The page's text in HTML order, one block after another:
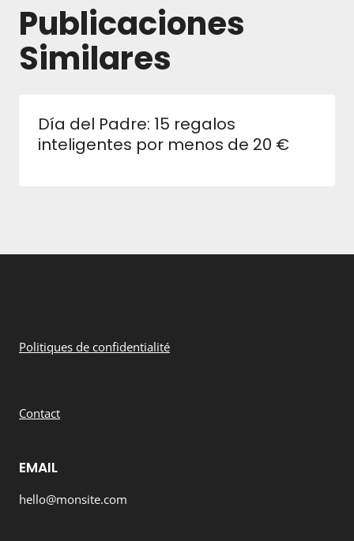
Publicaciones
Similares
Día del Padre: 15 regalos
inteligentes por menos de 20 €
Politiques de confidentialité
Contact
EMAIL
hello@monsite.com